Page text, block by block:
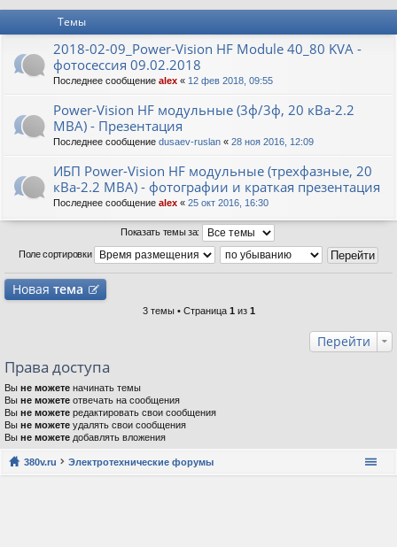
Темы
2018-02-09_Power-Vision HF Module 40_80 KVA -
фотосессия 09.02.2018
Последнее сообщение alex « 12 фев 2018, 09:55
Power-Vision HF модульные (3ф/3ф, 20 кВа-2.2
МВА) - Презентация
Последнее сообщение dusaev-ruslan « 28 ноя 2016, 12:09
ИБП Power-Vision HF модульные (трехфазные, 20
кВа-2.2 МВА) - фотографии и краткая презентация
Последнее сообщение alex « 25 окт 2016, 16:30
Показать темы за:
Поле сортировки
Новая тема
3 темы • Страница 1 из 1
Перейти
Права доступа
Вы не можете начинать темы
Вы не можете отвечать на сообщения
Вы не можете редактировать свои сообщения
Вы не можете удалять свои сообщения
Вы не можете добавлять вложения
380v.ru Электротехнические форумы